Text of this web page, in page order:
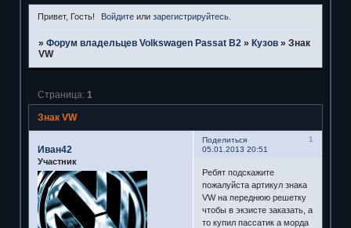
Привет, Гость! Войдите илизарегистрируйтесь
» Форум владельцев Volkswagen Passat B2 » Кузов » Знак
VW
Знак VW
Страница: 1
Поделиться
1
05.01.2013 20:51
Иван42
Участник
Ребят подскажите
пожалуйста артикул знака
VW на переднюю решетку
чтобы в экзисте заказать, а
то купил пассатик а морда